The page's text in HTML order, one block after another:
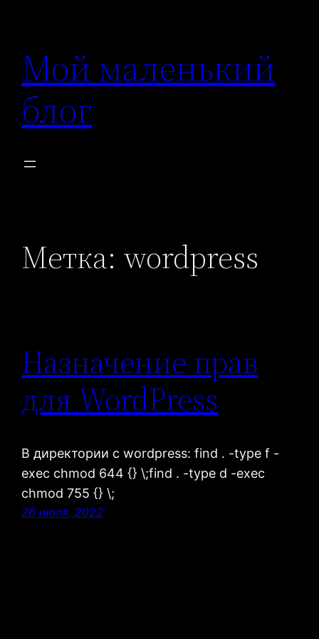
содержимому
Мой маленький
блог
Метка: wordpress
Назначение прав
для WordPress
В директории с wordpress: find . -type f -
exec chmod 644 {} \;find . -type d -exec
chmod 755 {} \;
26 июля, 2022